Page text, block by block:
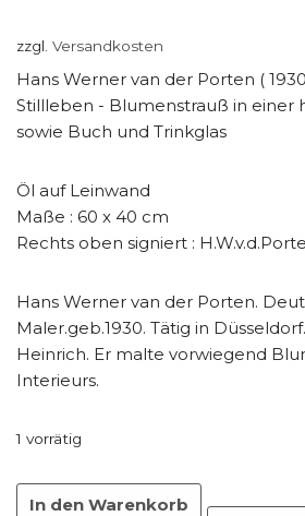
zzgl. Versandkosten
Hans Werner van der Porten (
Stillleben - Blumenstrauß in einer
sowie Buch und Trinkglas
Öl auf Leinwand
Maße : 60 x 40 cm
Rechts oben signiert :
Hans Werner van der Porten.
Maler.geb.1930. Tätig in
Heinrich. Er malte vorwiegend
Interieurs.
1 vorrätig
In den Warenkorb